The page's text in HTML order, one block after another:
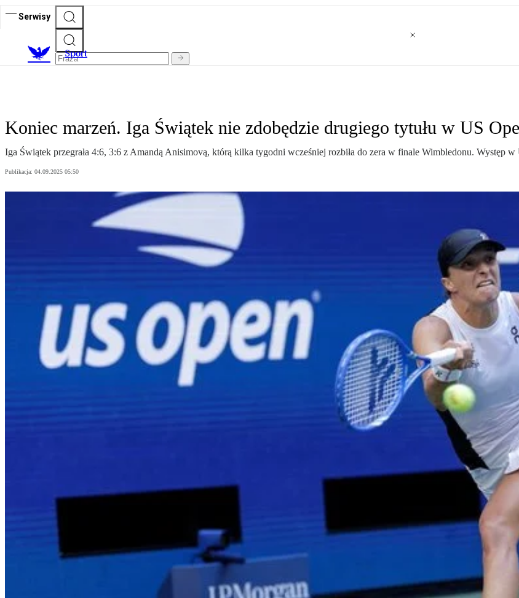
Serwisy
Sport
Koniec marzeń. Iga Świątek nie zdobędzie drugiego tytułu w US
Iga Świątek przegrała 4:6, 3:6 z Amandą Anisimovą, którą kilka tygodni wcześniej rozbiła do zera w finale Wimbledonu. Występ
Publikacja: 04.09.2025 05:50